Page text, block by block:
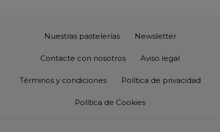
Nuestras pastelerías Newsletter
Contacte con nosotros Aviso legal
Términos y condiciones Política de privacidad
Política de Cookies